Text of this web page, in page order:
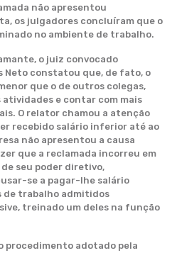
não apresentou
os julgadores concluíram que o
no ambiente de trabalho.
o juiz convocado
Neto constatou que, de fato, o
que o de outros colegas,
atividades e contar com mais
O relator chamou a atenção
recebido salário inferior até ao
não apresentou a causa
que a reclamada incorreu em
seu poder diretivo,
se a pagar-lhe salário
de trabalho admitidos
treinado um deles na função
procedimento adotado pela